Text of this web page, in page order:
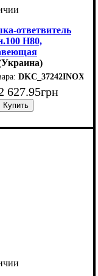
ответвитель
H80,
DKC_37242INOX
627.95грн